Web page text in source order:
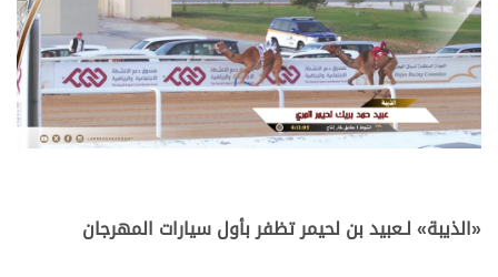
«الذيبة» لـعبيد بن لحيمر تظفر بأول سيارات المهرجان